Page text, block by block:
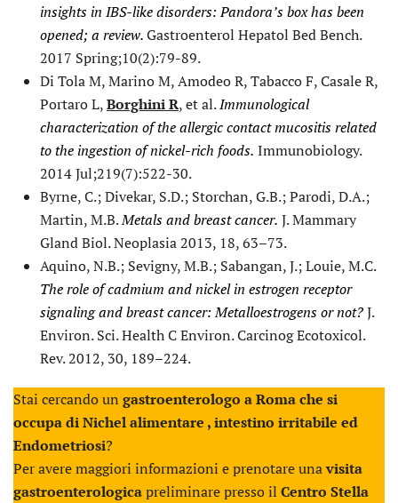
insights in IBS-like disorders: Pandora’s box has been
opened; a review.Gastroenterol Hepatol Bed Bench.
2017 Spring;10(2):79-89.
Di Tola M, Marino M, Amodeo R, Tabacco F, Casale R,
Portaro L,Borghini R, et al.Immunological
characterization of the allergic contact mucositis related
to the ingestion of nickel-rich foods. Immunobiology.
2014 Jul;219(7):522-30.
Byrne, C.; Divekar, S.D.; Storchan, G.B.; Parodi, D.A.;
Martin, M.B.Metals and breast cancer. J. Mammary
Gland Biol. Neoplasia 2013, 18, 63–73.
Aquino, N.B.; Sevigny, M.B.; Sabangan, J.; Louie, M.C.
The role of cadmium and nickel in estrogen receptor
signaling and breast cancer: Metalloestrogens or not?J.
Environ. Sci. Health C Environ. Carcinog Ecotoxicol.
Rev. 2012, 30, 189–224.
Stai cercando un gastroenterologo a Romache si
occupa di Nichel alimentare , intestino irritabile ed
Endometriosi?
Per avere maggiori informazioni e prenotare unavisita
gastroenterologicapreliminare presso il Centro Stella